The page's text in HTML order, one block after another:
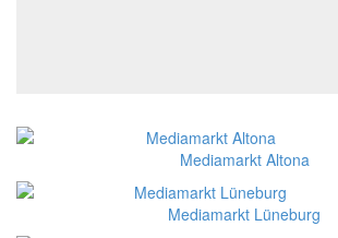
Mediamarkt Altona
Mediamarkt Lüneburg